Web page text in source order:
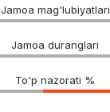
Jamoa mag'lubiyatlari
Jamoa duranglari
To'p nazorati %